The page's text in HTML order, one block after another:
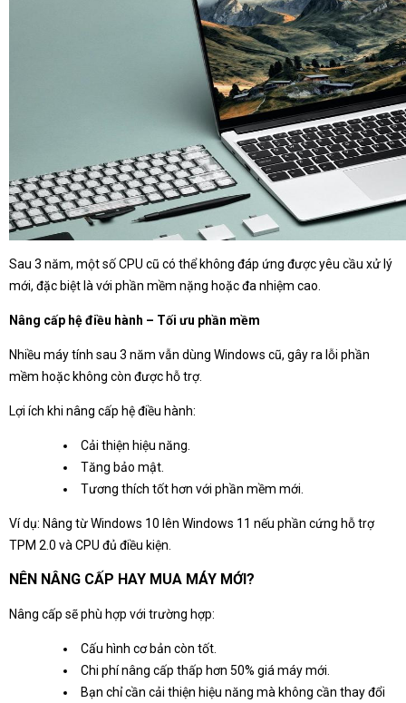
Sau 3 năm, một số CPU cũ có thể không đáp ứng được yêu cầu xử lý
mới, đặc biệt là với phần mềm nặng hoặc đa nhiệm cao.
Nâng cấp hệ điều hành – Tối ưu phần mềm
Nhiều máy tính sau 3 năm vẫn dùng Windows cũ, gây ra lỗi phần
mềm hoặc không còn được hỗ trợ.
Lợi ích khi nâng cấp hệ điều hành:
Cải thiện hiệu năng.
Tăng bảo mật.
Tương thích tốt hơn với phần mềm mới.
Ví dụ: Nâng từ Windows 10 lên Windows 11 nếu phần cứng hỗ trợ
TPM 2.0 và CPU đủ điều kiện.
NÊN NÂNG CẤP HAY MUA MÁY MỚI?
Nâng cấp sẽ phù hợp với trường hợp:
Cấu hình cơ bản còn tốt.
Chi phí nâng cấp thấp hơn 50% giá máy mới.
Bạn chỉ cần cải thiện hiệu năng mà không cần thay đổi